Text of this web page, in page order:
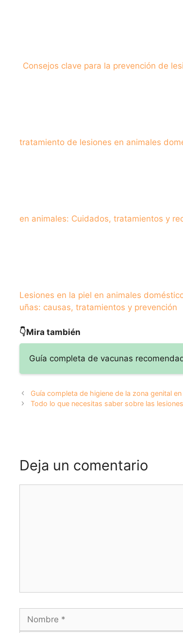
Consejos clave para la prevención de
tratamiento de lesiones en animales
en animales: Cuidados, tratamientos y
Lesiones en la piel en animales
uñas: causas, tratamientos y prevención
👇Mira también
Guía completa de vacunas
Guía completa de higiene de la zona genital
Todo lo que necesitas saber sobre las
Deja un comentario